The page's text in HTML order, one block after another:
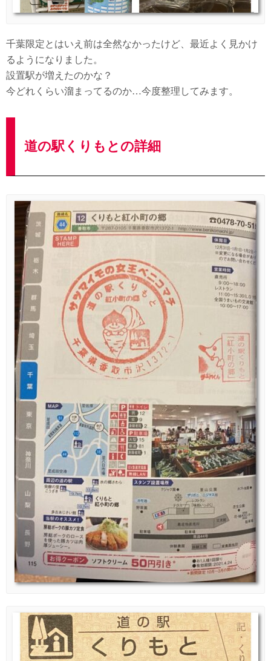
千葉限定とはいえ前は全然なかったけど、最近よく見かけ
るようになりました。
設置駅が増えたのかな？
今どれくらい溜まってるのか…今度整理してみます。
道の駅くりもとの詳細